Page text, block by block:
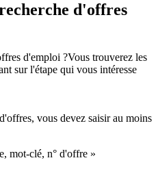
d'offres
d'emploi ?Vous trouverez les
sur l'étape qui vous intéresse
vous devez saisir au moins
mot-clé, n° d'offre »